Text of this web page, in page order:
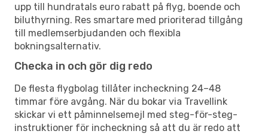
upp till hundratals euro rabatt på flyg, boende och
biluthyrning. Res smartare med prioriterad tillgång
till medlemserbjudanden och flexibla
bokningsalternativ.
Checka in och gör dig redo
De flesta flygbolag tillåter incheckning 24–48
timmar före avgång. När du bokar via Travellink
skickar vi ett påminnelsemejl med steg-för-steg-
instruktioner för incheckning så att du är redo att